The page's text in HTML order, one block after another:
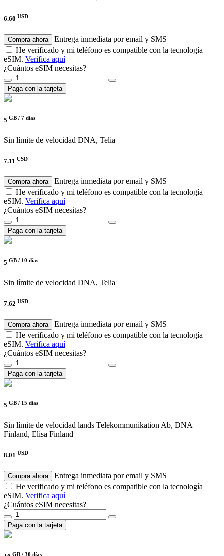
6.60 USD
Compra ahora
Entrega inmediata por email y SMS
He verificado y mi teléfono es compatible con la tecnología
eSIM. Verifica aquí
¿Cuántos eSIM necesitas?
Paga con la tarjeta
5 GB / 7 días
Sin límite de velocidad DNA, Telia
7.11 USD
Compra ahora
Entrega inmediata por email y SMS
He verificado y mi teléfono es compatible con la tecnología
eSIM. Verifica aquí
¿Cuántos eSIM necesitas?
Paga con la tarjeta
5 GB / 10 días
Sin límite de velocidad DNA, Telia
7.62 USD
Compra ahora
Entrega inmediata por email y SMS
He verificado y mi teléfono es compatible con la tecnología
eSIM. Verifica aquí
¿Cuántos eSIM necesitas?
Paga con la tarjeta
5 GB / 15 días
Sin límite de velocidad lands Telekommunikation Ab, DNA
Finland, Elisa Finland
8.01 USD
Compra ahora
Entrega inmediata por email y SMS
He verificado y mi teléfono es compatible con la tecnología
eSIM. Verifica aquí
¿Cuántos eSIM necesitas?
Paga con la tarjeta
GB / 30 días